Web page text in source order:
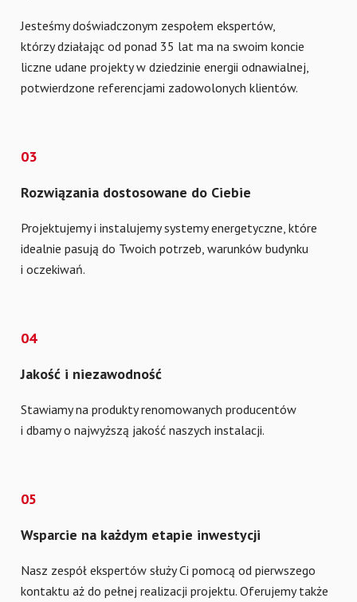
Jesteśmy doświadczonym zespołem ekspertów,
którzy działając od ponad 35 lat ma na swoim koncie
liczne udane projekty w dziedzinie energii odnawialnej,
potwierdzone referencjami zadowolonych klientów.
03
Rozwiązania dostosowane do Ciebie
Projektujemy i instalujemy systemy energetyczne, które
idealnie pasują do Twoich potrzeb, warunków budynku
i oczekiwań.
04
Jakość i niezawodność
Stawiamy na produkty renomowanych producentów
i dbamy o najwyższą jakość naszych instalacji.
05
Wsparcie na każdym etapie inwestycji
Nasz zespół ekspertów służy Ci pomocą od pierwszego
kontaktu aż do pełnej realizacji projektu. Oferujemy także